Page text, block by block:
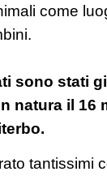
come
sono stati
natura il 16
tantissimi